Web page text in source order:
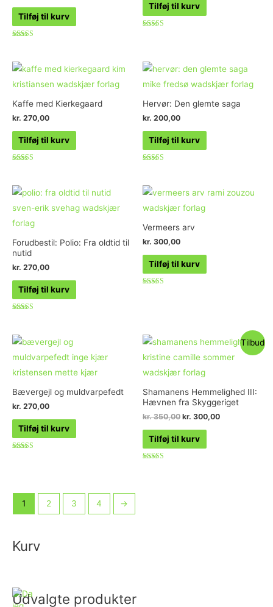
Tilføj til kurv
Tilføj til kurv
Kaffe med Kierkegaard
kr. 270,00
Tilføj til kurv
Hervør: Den glemte saga
kr. 200,00
Tilføj til kurv
Forudbestil: Polio: Fra oldtid til
nutid
kr. 270,00
Tilføj til kurv
Vermeers arv
kr. 300,00
Tilføj til kurv
Bævergejl og muldvarpefedt
kr. 270,00
Tilføj til kurv
Tilbud
Shamanens Hemmelighed III:
Hævnen fra Skyggeriget
kr.350,00 kr. 300,00
Tilføj til kurv
1 2 3 4 →
Kurv
Udvalgte produkter